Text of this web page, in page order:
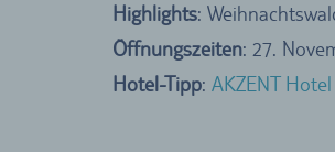
Highlights:
Öffnungszeiten: 27.
Hotel-Tipp: AKZENT